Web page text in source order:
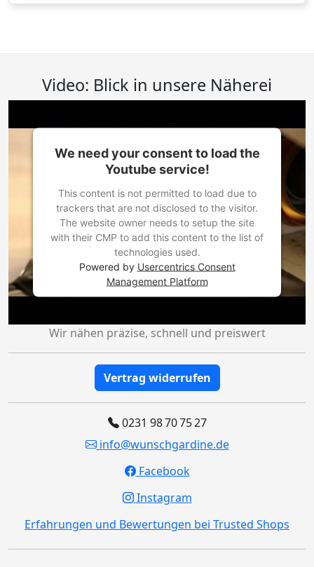
Video: Blick in unsere Näherei
We need your consent to load the
Youtube service!
This content is not permitted to load due to
trackers that are not disclosed to the visitor.
The website owner needs to setup the site
with their CMP to add this content to the list of
technologies used.
Powered by Usercentrics Consent
Management Platform
Wir nähen präzise, schnell und preiswert
Vertrag widerrufen
0231 98 70 75 27
info@wunschgardine.de
Facebook
Instagram
Erfahrungen und Bewertungen bei Trusted Shops